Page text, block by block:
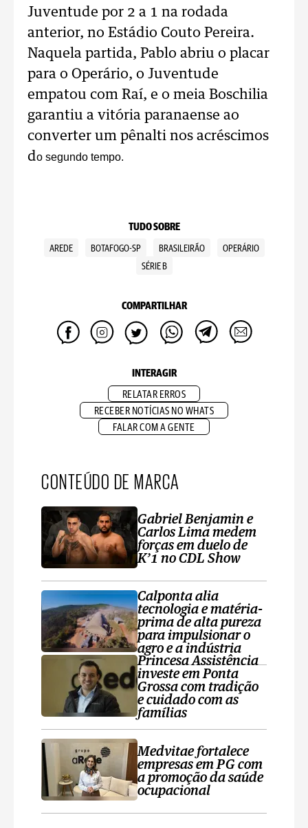
Juventude por 2 a 1 na rodada
anterior, no Estádio Couto Pereira.
Naquela partida, Pablo abriu o placar
para o Operário, o Juventude
empatou com Raí, e o meia Boschilia
garantiu a vitória paranaense ao
converter um pênalti nos acréscimos
do segundo tempo.
TUDO SOBRE
AREDE BOTAFOGO-SP BRASILEIRÃO
OPERÁRIO
SÉRIE B
COMPARTILHAR
INTERAGIR
RELATAR ERROS
RECEBER NOTÍCIAS NO WHATS
FALAR COM A GENTE
CONTEÚDO DE MARCA
Gabriel Benjamin e
Carlos Lima medem
forças em duelo de
K’1 no CDL Show
Calponta alia
tecnologia e matéria-
prima de alta pureza
para impulsionar o
agro e a indústria
Princesa Assistência
investe em Ponta
Grossa com tradição
e cuidado com as
famílias
Medvitae fortalece
empresas em PG com
a promoção da saúde
ocupacional